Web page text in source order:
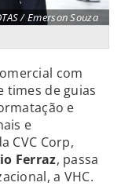
/ Emerson Souza
com
times de guias
e
e
CVC Corp,
Ferraz, passa
a VHC.